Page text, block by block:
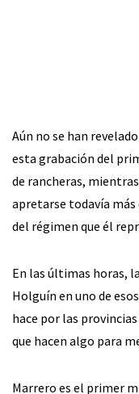
Aún no se han
esta grabación del
de rancheras,
apretarse todavía
del régimen que él
En las últimas horas,
Holguín en uno de
hace por las
que hacen algo para
Marrero es el primer